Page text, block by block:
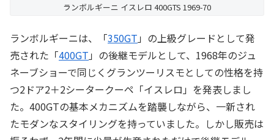
ランボルギーニ イスレロ 400GTS 1969-70
ランボルギーニは、「350GT 」の上級グレードとして発
売された「400GT 」の後継モデルとして、1968年のジュ
ネーブショーで同じくグランツーリスモとしての性格を持
つ2ドア2＋2シータークーペ「イスレロ」を発表しまし
た。400GTの基本メカニズムを踏襲しながら、一新され
たモダンなスタイリングを持っていました。しかし販売は